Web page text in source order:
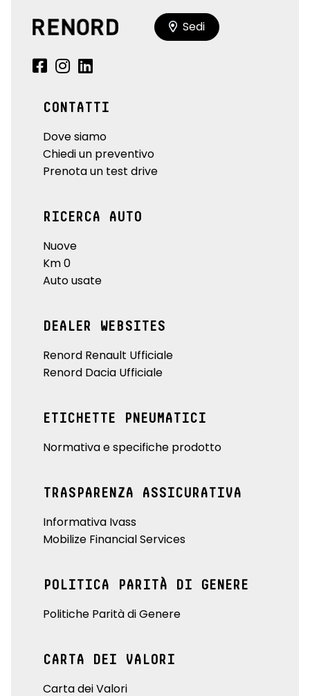
Sedi
CONTATTI
Dove siamo
Chiedi un preventivo
Prenota un test drive
RICERCA AUTO
Nuove
Km 0
Auto usate
DEALER WEBSITES
Renord Renault Ufficiale
Renord Dacia Ufficiale
ETICHETTE PNEUMATICI
Normativa e specifiche prodotto
TRASPARENZA ASSICURATIVA
Informativa Ivass
Mobilize Financial Services
POLITICA PARITÀ DI GENERE
Politiche Parità di Genere
CARTA DEI VALORI
Carta dei Valori